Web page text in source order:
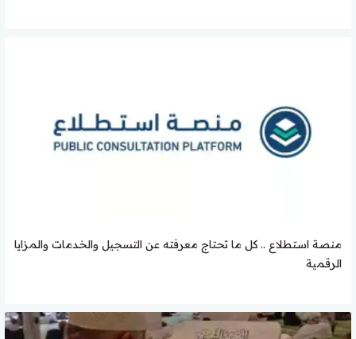
منصة استطلاع .. كل ما تحتاج معرفته عن التسجيل والخدمات والمزايا
الرقمية